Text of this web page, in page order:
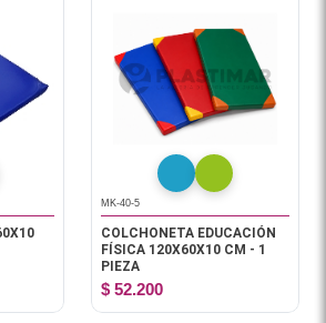
MK-40-5
COLCHONETA EDUCACIÓN
FÍSICA 120X60X10 CM - 1
PIEZA
$ 52.200